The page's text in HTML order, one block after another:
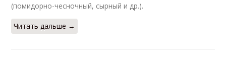
(помидорно-чесночный, сырный и др.).
Читать дальше →